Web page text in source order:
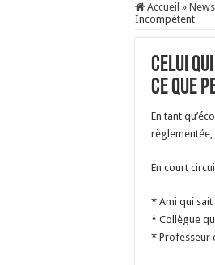
Accueil » News
Incompétent
Celui
Ce Que
En tant
règlementée,
En court
* Ami qui sait
* Collègue
* Professeur